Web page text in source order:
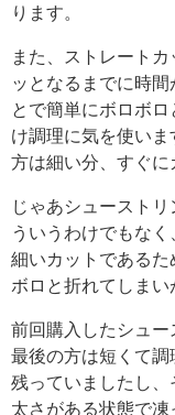
ります。
また、ストレート
ッとなるまでに時
とで簡単にボロボ
け調理に気を使い
方は細い分、すぐに
じゃあシュースト
ういうわけでもな
細いカットであるた
ボロと折れてしまい
前回購入したシュ
最後の方は短くて
残っていましたし
太さがある状態で